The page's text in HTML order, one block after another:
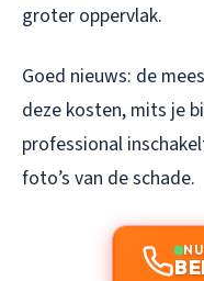
groter oppervlak.
Goed nieuws: de
deze kosten, mits je
professional
foto’s van de schade.